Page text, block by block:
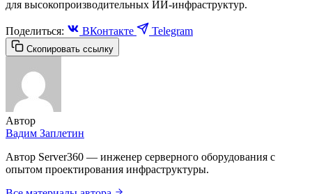
для высокопроизводительных ИИ-инфраструктур.
Поделиться: ВКонтакте Telegram
Скопировать ссылку
Автор
Вадим Заплетин
Автор Server360 — инженер серверного оборудования с
опытом проектирования инфраструктуры.